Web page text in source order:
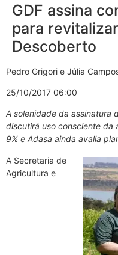
GDF assina
para
Descoberto
Pedro Grigori e Júlia
25/10/2017 06:00
A solenidade da assinatura
discutirá uso consciente da
9% e Adasa ainda avalia
A Secretaria de
Agricultura e